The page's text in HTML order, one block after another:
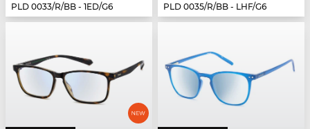
PLD 0033/R/BB - 1ED/G6
PLD 0035/R/BB - LHF/G6